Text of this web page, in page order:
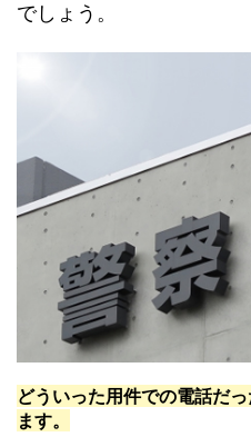
でしょう。
どういった用件での電話だ
ます。